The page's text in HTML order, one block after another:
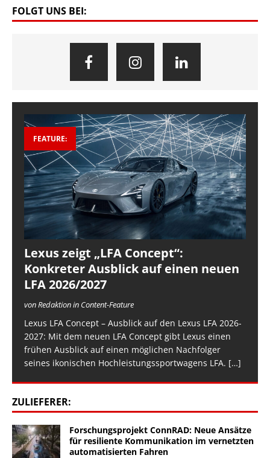
FOLGT UNS BEI:
FEATURE:
Lexus zeigt „LFA Concept“:
Konkreter Ausblick auf einen neuen
LFA 2026/2027
von Redaktion in Content-Feature
Lexus LFA Concept – Ausblick auf den Lexus LFA 2026-
2027: Mit dem neuen LFA Concept gibt Lexus einen
frühen Ausblick auf einen möglichen Nachfolger
seines ikonischen Hochleistungssportwagens LFA. […]
ZULIEFERER:
Forschungsprojekt ConnRAD: Neue Ansätze
für resiliente Kommunikation im vernetzten
automatisierten Fahren